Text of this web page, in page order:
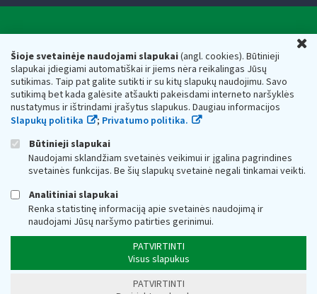
Šioje svetainėje naudojami slapukai(angl. cookies). Būtinieji
slapukai įdiegiami automatiškai ir jiems nėra reikalingas Jūsų
sutikimas. Taip pat galite sutikti ir su kitų slapukų naudojimu. Savo
sutikimą bet kada galėsite atšaukti pakeisdami interneto naršyklės
nustatymus ir ištrindami įrašytus slapukus. Daugiau informacijos
Slapukų politika
; Privatumo politika.
Būtinieji slapukai
Naudojami sklandžiam svetainės veikimui ir įgalina pagrindines
svetainės funkcijas. Be šių slapukų svetainė negali tinkamai veikti.
Analitiniai slapukai
Renka statistinę informaciją apie svetainės naudojimą ir
naudojami Jūsų naršymo patirties gerinimui.
PATVIRTINTI
Visus slapukus
PATVIRTINTI
Respublikos finansų ministerijos
Biudžetinė įstaiga. Juridinio asmens kodas — 188659752,
adresas: Vasario 16-osios g. 14, 01107 Vilnius, Lietuva, el.paštas:
vmi@vmi.lt, E. pristatymo dėžutės adresas 188659752
Duomenys apie Valstybinę mokesčių inspekciją prie Lietuvos
Respublikos finansų ministerijos kaupiami ir saugomi Juridinių